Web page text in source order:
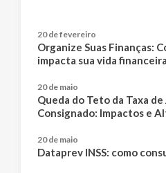
20 de fevereiro
Organize Suas Finanças:
impacta sua vida
20 de maio
Queda do Teto da Taxa
Consignado: Impactos e
20 de maio
Dataprev INSS: como